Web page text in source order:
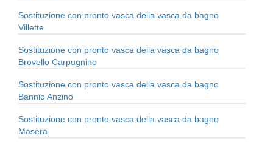
Sostituzione con pronto vasca della vasca da bagno
Villette
Sostituzione con pronto vasca della vasca da bagno
Brovello Carpugnino
Sostituzione con pronto vasca della vasca da bagno
Bannio Anzino
Sostituzione con pronto vasca della vasca da bagno
Masera